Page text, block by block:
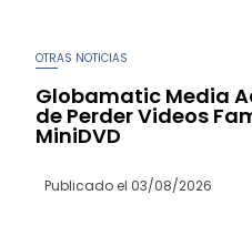
OTRAS NOTICIAS
Globamatic Media
de Perder Videos
MiniDVD
Publicado el 03/08/2026